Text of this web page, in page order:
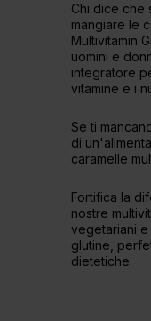
Chi dice che
mangiare le
Multivitamin
uomini e
integratore
vitamine e i
Se ti
di
caramelle
Fortifica la
nostre
vegetariani
glutine,
dietetiche.